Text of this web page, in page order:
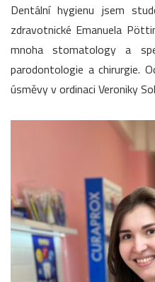
Dentální hygienu jsem
zdravotnické Emanuela
mnoha stomatology a
parodontologie a chirurgie.
úsměvy v ordinaci Veroniky